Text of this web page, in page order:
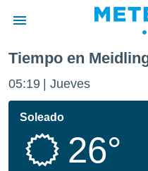
de
ha sido
Tiempo en
05:19 Jueves
Soleado
26°